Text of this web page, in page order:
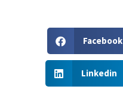
h
r
Facebook
h
Linkedin